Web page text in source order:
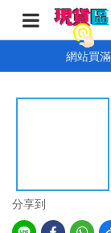
網站買
分享到